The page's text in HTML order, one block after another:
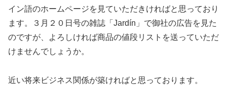
イン語のホームページを見ていただきければと思っており
ます。３月２０日号の雑誌「Jardín」で御社の広告を見た
のですが、よろしければ商品の値段リストを送っていただ
けませんでしょうか。
近い将来ビジネス関係が築ければと思っております。